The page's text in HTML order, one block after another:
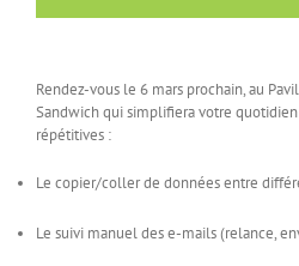
Rendez-vous le 6 mars prochain, au
Sandwich qui simplifiera votre
répétitives :
Le copier/coller de données entre
Le suivi manuel des e-mails (relance,